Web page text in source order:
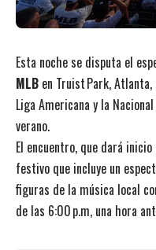
Esta noche se disputa el
MLB en Truist Park,
Liga Americana y la
verano.
El encuentro, que dará
festivo que incluye un
figuras de la música local
de las 6:00 p.m, una hora